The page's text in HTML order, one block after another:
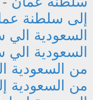
إلى سلطنة
السعودية
السعودية
من السعودية
من السعودية